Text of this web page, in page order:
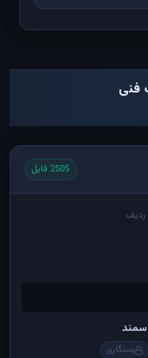
فنی
2505 فایل
ردیف
رستگاری